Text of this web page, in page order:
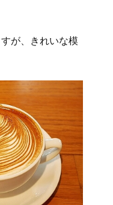
が、きれいな模